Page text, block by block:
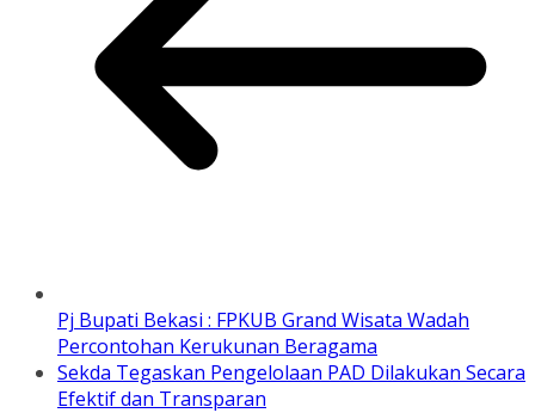
Pj Bupati Bekasi : FPKUB Grand Wisata Wadah
Percontohan Kerukunan Beragama
Sekda Tegaskan Pengelolaan PAD Dilakukan Secara
Efektif dan Transparan